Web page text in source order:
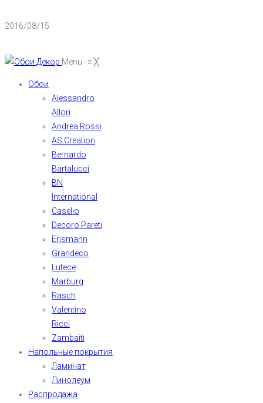
2016/08/15
Menu ≡╳
Обои
Alessandro
Allori
Andrea Rossi
AS Creation
Bernardo
Bartalucci
BN
International
Caselio
Decoro Pareti
Erismann
Grandeco
Lutece
Marburg
Rasch
Valentino
Ricci
Zambaiti
Напольные покрытия
Ламинат
Линолеум
Распродажа